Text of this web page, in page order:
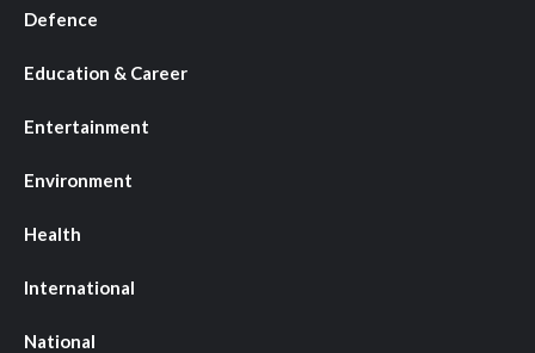
Defence
Education & Career
Entertainment
Environment
Health
International
National